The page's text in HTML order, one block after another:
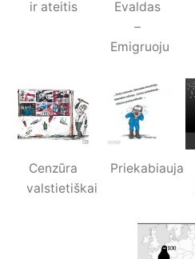
ir ateitis
Evaldas
–
Emigruoju
Cenzūra
valstietiškai
Priekabiauja